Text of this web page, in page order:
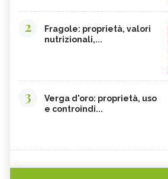
2
Fragole: proprietà, valori
nutrizionali,...
3
Verga d'oro: proprietà, uso
e controindi...